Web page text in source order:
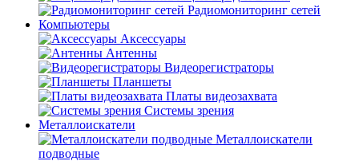
Радиомониторинг сетей
Компьютеры
Аксессуары
Антенны
Видеорегистраторы
Планшеты
Платы видеозахвата
Системы зрения
Металлоискатели
Металлоискатели
подводные